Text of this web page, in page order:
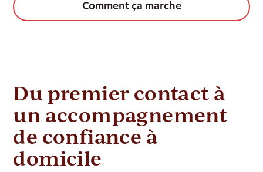
Comment ça marche
Du premier contact à
un accompagnement
de confiance à
domicile